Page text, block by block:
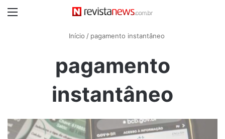
Início / pagamento instantâneo
pagamento
instantâneo